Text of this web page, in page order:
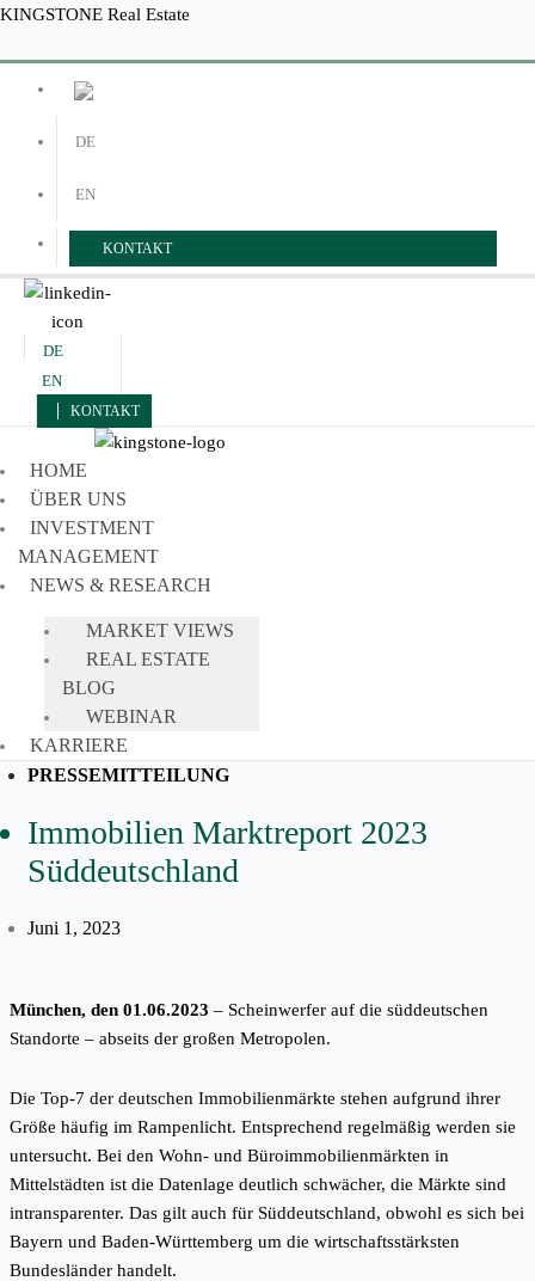
Zum
KINGSTONE Real Estate
Menü
DE
EN
KONTAKT
DE
EN
KONTAKT
Menü
HOME
ÜBER UNS
INVESTMENT
MANAGEMENT
NEWS & RESEARCH
MARKET VIEWS
REAL ESTATE
BLOG
WEBINAR
KARRIERE
PRESSEMITTEILUNG
Immobilien Marktreport 2023
Süddeutschland
Juni 1, 2023
München, den 01.06.2023 – Scheinwerfer auf die süddeutschen
Standorte – abseits der großen Metropolen.
Die Top-7 der deutschen Immobilienmärkte stehen aufgrund ihrer
Größe häufig im Rampenlicht. Entsprechend regelmäßig werden sie
untersucht. Bei den Wohn- und Büroimmobilienmärkten in
Mittelstädten ist die Datenlage deutlich schwächer, die Märkte sind
intransparenter. Das gilt auch für Süddeutschland, obwohl es sich bei
Bayern und Baden-Württemberg um die wirtschaftsstärksten
Bundesländer handelt.